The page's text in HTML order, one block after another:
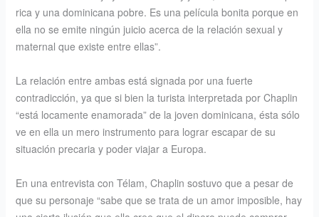
rica y una dominicana pobre. Es una película bonita porque en
ella no se emite ningún juicio acerca de la relación sexual y
maternal que existe entre ellas”.
La relación entre ambas está signada por una fuerte
contradicción, ya que si bien la turista interpretada por Chaplin
“está locamente enamorada” de la joven dominicana, ésta sólo
ve en ella un mero instrumento para lograr escapar de su
situación precaria y poder viajar a Europa.
En una entrevista con Télam, Chaplin sostuvo que a pesar de
que su personaje “sabe que se trata de un amor imposible, hay